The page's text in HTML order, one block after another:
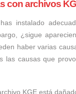
con archivos
instalado
¿sigue
haber varias
las causas que
KGE está